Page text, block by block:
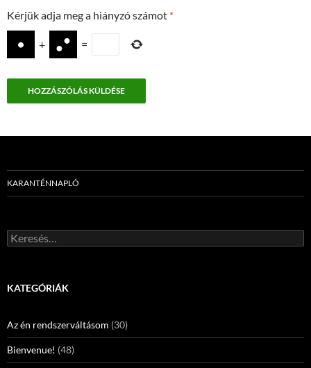
Kérjük adja meg a hiányzó számot *
+ =
KARANTÉNNAPLÓ
Keresés:
KATEGÓRIÁK
Az én rendszerváltásom (30)
Bienvenue! (48)